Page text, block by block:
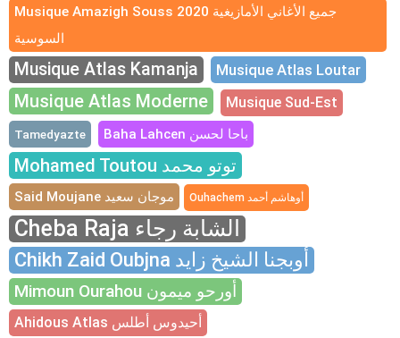
Musique Amazigh Souss 2020 جميع الأغاني الأمازيغية
السوسية
Musique Atlas Kamanja Musique Atlas Loutar
Musique Atlas Moderne Musique Sud-Est
Tamedyazte Baha Lahcen باحا لحسن
Mohamed Toutou توتو محمد
Said Moujane موجان سعيد Ouhachem أوهاشم أحمد
Cheba Raja الشابة رجاء
Chikh Zaid Oubjna أوبجنا الشيخ زايد
Mimoun Ourahou أورحو ميمون
Ahidous Atlas أحيدوس أطلس